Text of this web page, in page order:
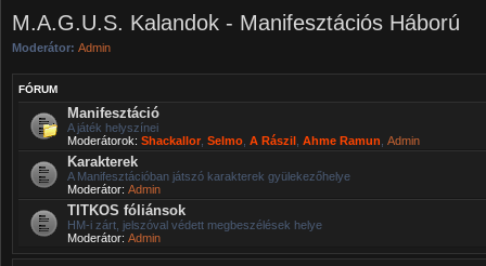
M.A.G.U.S. Kalandok - Manifesztációs Háború
Moderátor: Admin
FÓRUM
Manifesztáció
A játék helyszínei
Moderátorok: Shackallor Selmo A Rászil Ahme Ramun Admin
Karakterek
A Manifesztációban játszó karakterek gyülekezőhelye
Moderátor: Admin
TITKOS fóliánsok
HM-i zárt, jelszóval védett megbeszélések helye
Moderátor: Admin